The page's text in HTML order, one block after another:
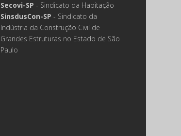
Secovi-SP - Sindicato da Habitação
SinsdusCon-SP - Sindicato da
Indústria da Construção Civil de
Grandes Estruturas no Estado de São
Paulo